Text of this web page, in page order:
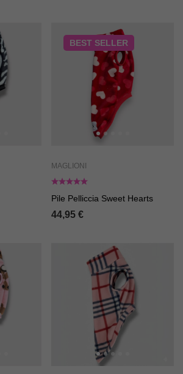
BEST SELLER
MAGLIONI
Pile Pelliccia Sweet Hearts
44,95 €